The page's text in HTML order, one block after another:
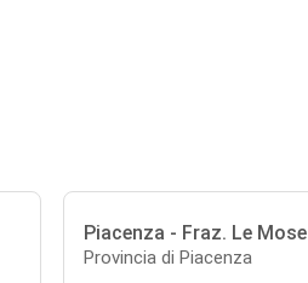
Piacenza - Fraz. Le Mose
Provincia di Piacenza